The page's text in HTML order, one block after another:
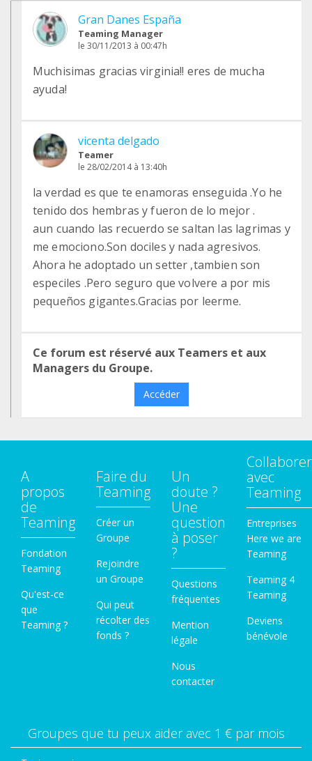
Gran Danes España
Teaming Manager
le 30/11/2013 à 00:47h
Muchisimas gracias virginia!! eres de mucha
ayuda!
vicenta delgado
Teamer
le 28/02/2014 à 13:40h
la verdad es que te enamoras enseguida .Yo he
tenido dos hembras y fueron de lo mejor .
aun cuando las recuerdo se saltan las lagrimas y
me emociono.Son dociles y nada agresivos.
Ahora he adoptado un setter ,tambien son
especiles .Pero seguro que volvere a por mis
pequeños gigantes.Gracias por leerme.
Ce forum est réservé aux Teamers et aux
Managers du Groupe.
Accéder
A
propos
de
Teaming
Fondation
Teaming
Qu'est-ce
que
Teaming ?
Faire du
Teaming
Créer un
Groupe
Rejoindre
un Groupe
Qui peut
récolter des
fonds ?
Un
doute ?
Une
question
à poser
?
Questions
fréquentes
Mention
légale
Nous
contacter
Collaborer
avec
Teaming
Entreprises
Here we are
Teaming
Teaming 4
Teaming
Deviens
bénévole
Groupes que tu peux aider avec 1 € par mois